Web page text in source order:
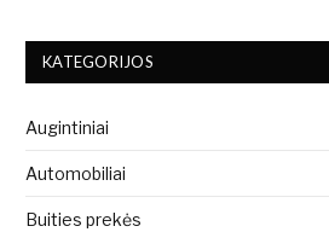
KATEGORIJOS
Augintiniai
Automobiliai
Buities prekės